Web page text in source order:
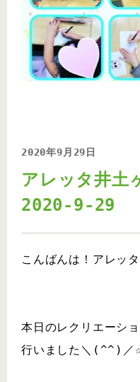
2020年9月29日
アレッタ井土
2020-9-29
こんばんは！アレッ
本日のレクリエーシ
行いました＼(^^)／